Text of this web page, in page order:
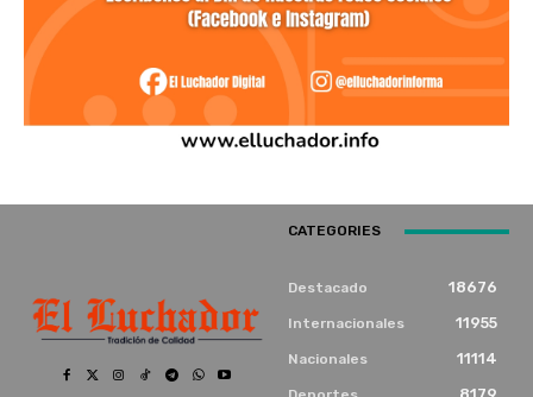
CATEGORIES
Destacado 18676
Internacionales 11955
Nacionales 11114